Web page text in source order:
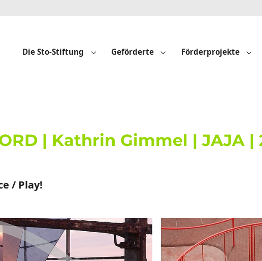
Die Sto-Stiftung Submenu for "Die Sto-Stiftung"
Geförderte Submenu for "Geförderte"
Förderprojekte
| Kathrin Gimmel | JAJA |
/ Play!